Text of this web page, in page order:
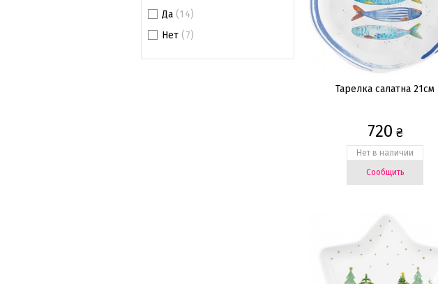
Да (14)
Нет (7)
Тарелка cалатна 21см
720 ₴
Нет в наличии
Сообщить